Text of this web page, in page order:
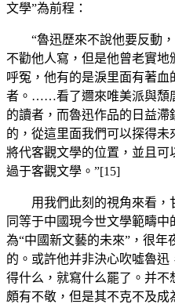
文學”為前程：
“魯迅歷來不說他要反動
不勸他人寫，但是他曾老實
呼冤，他有的是淚里面有著
者。……看了邇來唯美派與頹
的讀者，而魯迅作品的日益
的，從這里面我們可以探得
將代客觀文學的位置，並且
過于客觀文學。”[15]
用我們此刻的視角來看，
同等于中國現今世文學範疇中
為“中國新文藝的未來”，很年
的。或許他并非決心吹噓魯迅
得什么，就寫什么罷了。并不
頗有不敬，但是其不克不及成